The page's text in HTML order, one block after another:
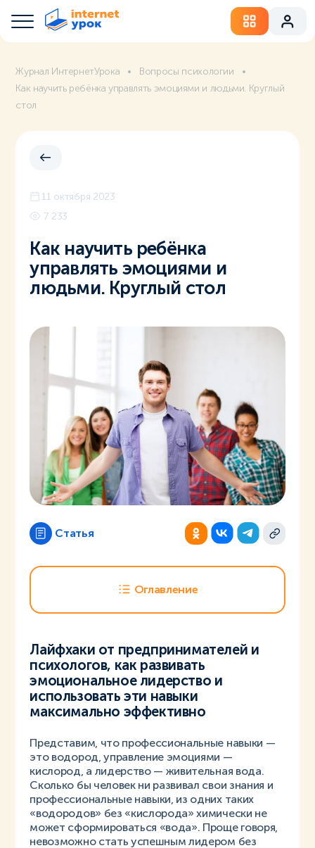
Журнал ИнтернетУрока
Вопросы психологии
Как научить ребёнка управлять эмоциями и людьми. Круглый
стол
11 октября 2023
7 233
Как научить ребёнка
управлять эмоциями и
людьми. Круглый стол
Статья
Оглавление
Лайфхаки от предпринимателей и
психологов, как развивать
эмоциональное лидерство и
использовать эти навыки
максимально эффективно
Представим, что профессиональные навыки —
это водород, управление эмоциями —
кислород, а лидерство — живительная вода.
Сколько бы человек ни развивал свои знания и
профессиональные навыки, из одних таких
«водородов» без «кислорода» химически не
может сформироваться «вода». Проще говоря,
невозможно стать успешным лидером без